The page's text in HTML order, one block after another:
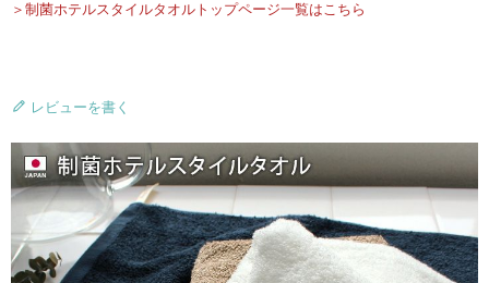
＞制菌ホテルスタイルタオルトップページ一覧はこちら
レビューを書く